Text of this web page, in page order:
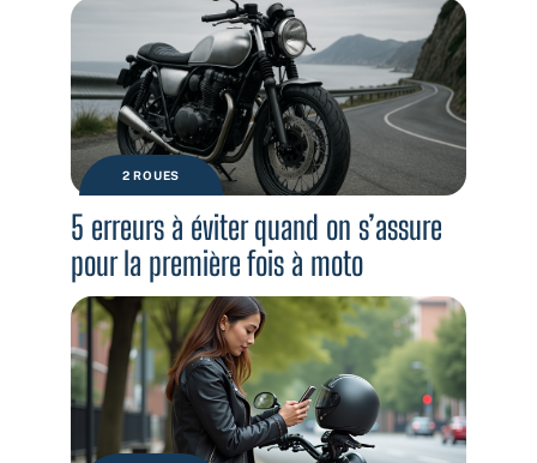
2 ROUES
5 erreurs à éviter quand on s’assure
pour la première fois à moto